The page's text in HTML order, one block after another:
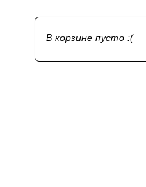
В корзине пусто :(